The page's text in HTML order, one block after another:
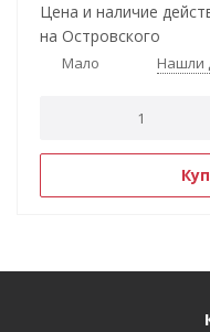
Цена и наличие
на Островского
Мало Нашли